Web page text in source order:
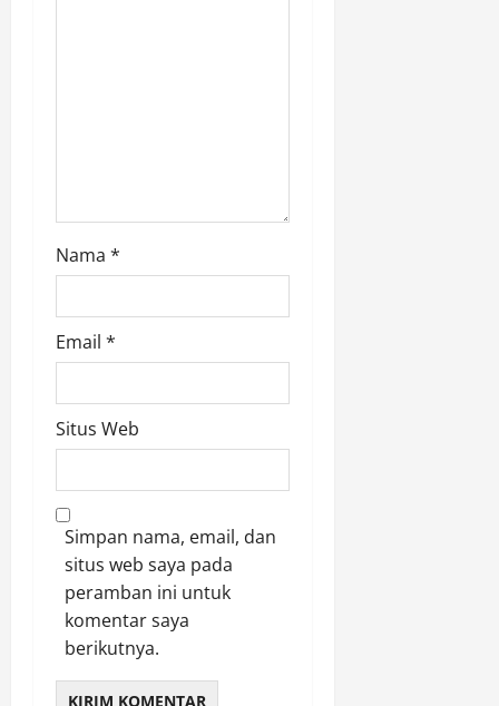
Nama *
Email *
Situs Web
Simpan nama, email, dan
situs web saya pada
peramban ini untuk
komentar saya
berikutnya.